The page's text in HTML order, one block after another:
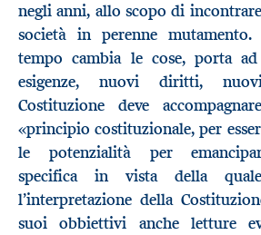
negli anni, allo scopo di
società in perenne
tempo cambia le cose, porta
esigenze, nuovi diritti,
Costituzione deve
«principio costituzionale, per
le potenzialità per
specifica in vista della
l’interpretazione della
suoi obbiettivi anche letture